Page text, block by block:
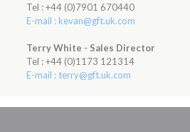
Tel : +44 (0)7901 670440
E-mail : kevan@gft.uk.com
Terry White - Sales Director
Tel : +44 (0)1173 121314
E-mail : terry@gft.uk.com